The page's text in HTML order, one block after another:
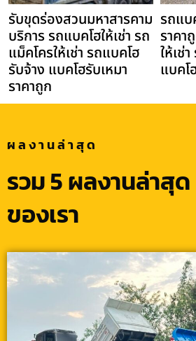
รับขุดร่องสวนมหาสารคาม
บริการ รถแบคโฮให้เช่า รถ
แม็คโครให้เช่า รถแบคโฮ
รับจ้าง แบคโฮรับเหมา
ราคาถูก
รถแบ
ราคา
ให้เช่
แบคโ
ผลงานล่าสุด
รวม 5 ผลงานล่าสุด
ของเรา